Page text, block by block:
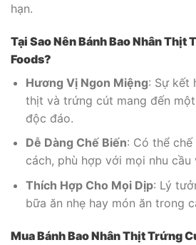
hạn.
Tại Sao Nên Bánh Bao Nhân Thịt
Foods?
Hương Vị Ngon Miệng: Sự kết
thịt và trứng cút mang đến
độc đáo.
Dễ Dàng Chế Biến: Có thể
cách, phù hợp với mọi nhu cầu
Thích Hợp Cho Mọi Dịp: Lý
bữa ăn nhẹ hay món ăn trong
Mua Bánh Bao Nhân Thịt Trứng